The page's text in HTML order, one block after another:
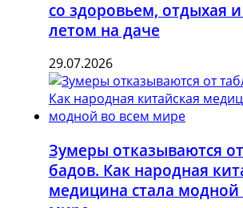
со здоровьем, отдыхая
летом на даче
29.07.2026
Зумеры отказываются
бадов. Как народная
медицина стала модной